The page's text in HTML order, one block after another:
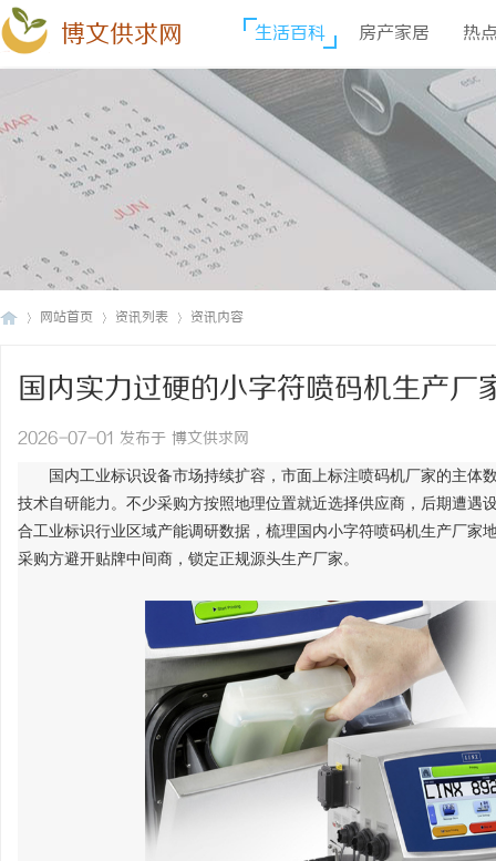
博文供求网 生活百科 房产家居 热
网站首页 资讯列表 资讯内容
国内实力过硬的小字符喷码机生产厂
2026-07-01 发布于 博文供求网
国内工业标识设备市场持续扩容，市面上标注喷码机厂家的主
技术自研能力。不少采购方按照地理位置就近选择供应商，后期遭
合工业标识行业区域产能调研数据，梳理国内小字符喷码机生产厂
采购方避开贴牌中间商，锁定正规源头生产厂家。